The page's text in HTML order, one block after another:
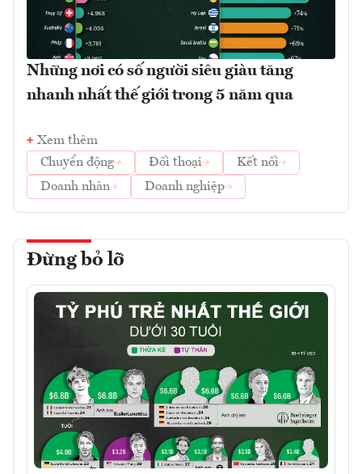
Những nơi có số người siêu giàu tăng
nhanh nhất thế giới trong 5 năm qua
Xem thêm
Chuyển động
Đối thoại
Kết nối
Doanh nhân
Doanh nghiệp
Đừng bỏ lỡ